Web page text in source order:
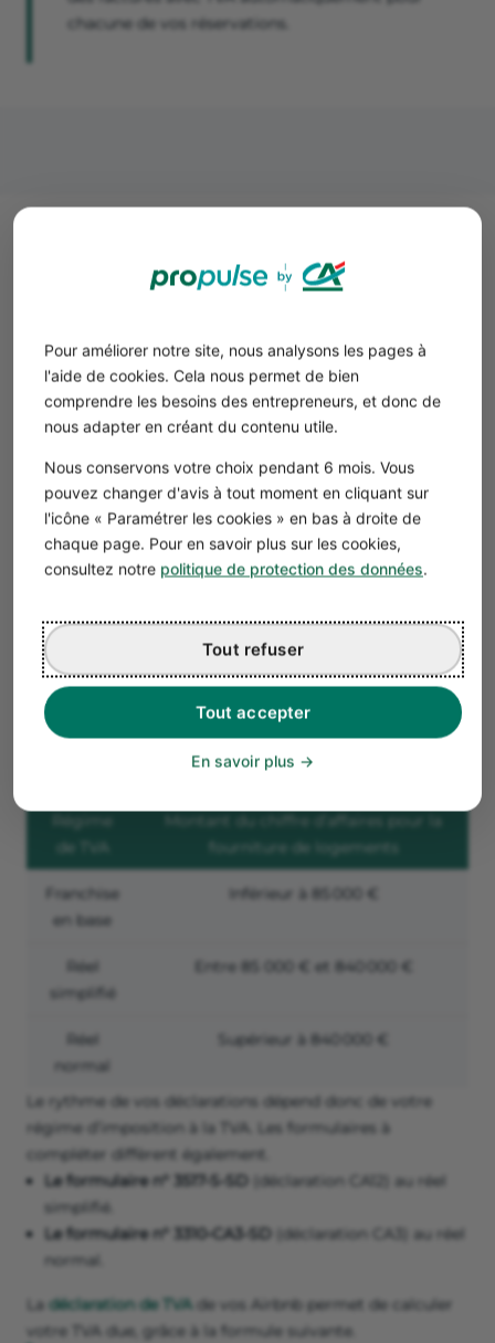
Pour améliorer notre site, nous analysons les pages à
l'aide de cookies. Cela nous permet de bien
comprendre les besoins des entrepreneurs, et donc de
nous adapter en créant du contenu utile.
Nous conservons votre choix pendant 6 mois. Vous
pouvez changer d'avis à tout moment en cliquant sur
l'icône « Paramétrer les cookies » en bas à droite de
chaque page. Pour en savoir plus sur les cookies,
consultez notre politique de protection des données.
Tout accepter
Tout refuser
En savoir plus
chacune de vos réservations.
Comment déclarer la TVA de son
trois
régimes de TVA
suivants.
La franchise en base de TVA, qui vous dispense de
toute obligation en matière de TVA.
Le régime réel simplifié, qui implique une déclaration
acomptes (en juillet et en septembre).
Le régime réel normal, qui nécessite des déclarations
mensuelles.
Au réel normal, vous pouvez ne déposer qu’une
déclaration par trimestre, si le montant de
votre TVA due n’excède pas 4 000 € par an.
💡 La détermination de votre régime d’imposition
dépend de votre chiffre d’affaires annuel. En 2025, voici
Régime
de TVA
Montant du chiffre d’affaires pour la
fourniture de logements
Franchise
en base
Inférieur à 85 000 €
Réel
simplifié
Entre 85 000 € et 840 000 €
Réel
normal
Supérieur à 840 000 €
Le rythme de vos déclarations dépend donc de votre
régime d’imposition à la TVA. Les formulaires à
compléter diffèrent également.
Le formulaire n° 3517-S-SD
(déclaration CA12) au réel
simplifié.
Le formulaire n° 3310-CA3-SD
(déclaration CA3) au réel
normal.
La déclaration de TVAde vos Airbnb permet de calculer
votre TVA due, grâce à la formule suivante.